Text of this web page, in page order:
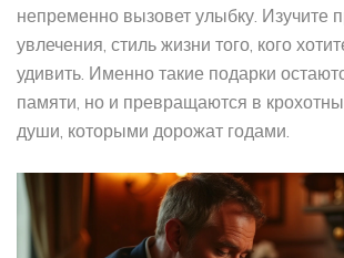
непременно вызовет улыбку. Изучите
увлечения, стиль жизни того, кого
удивить. Именно такие подарки
памяти, но и превращаются в
души, которыми дорожат годами.